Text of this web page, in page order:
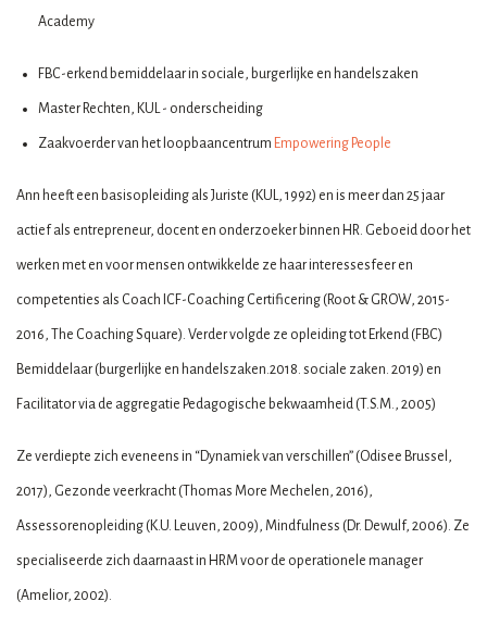
Academy
FBC-erkend bemiddelaar in sociale, burgerlijke en handelszaken
Master Rechten, KUL - onderscheiding
Zaakvoerder van het loopbaancentrum Empowering People
Ann heeft een basisopleiding als Juriste (KUL, 1992) en is meer dan 25 jaar
actief als entrepreneur, docent en onderzoeker binnen HR. Geboeid door het
werken met en voor mensen ontwikkelde ze haar interessesfeer en
competenties als Coach ICF-Coaching Certificering (Root & GROW, 2015-
2016, The Coaching Square). Verder volgde ze opleiding tot Erkend (FBC)
Bemiddelaar (burgerlijke en handelszaken.2018. sociale zaken. 2019) en
Facilitator via de aggregatie Pedagogische bekwaamheid (T.S.M., 2005)
Ze verdiepte zich eveneens in “Dynamiek van verschillen” (Odisee Brussel,
2017), Gezonde veerkracht (Thomas More Mechelen, 2016),
Assessorenopleiding (K.U. Leuven, 2009), Mindfulness (Dr. Dewulf, 2006). Ze
specialiseerde zich daarnaast in HRM voor de operationele manager
(Amelior, 2002).